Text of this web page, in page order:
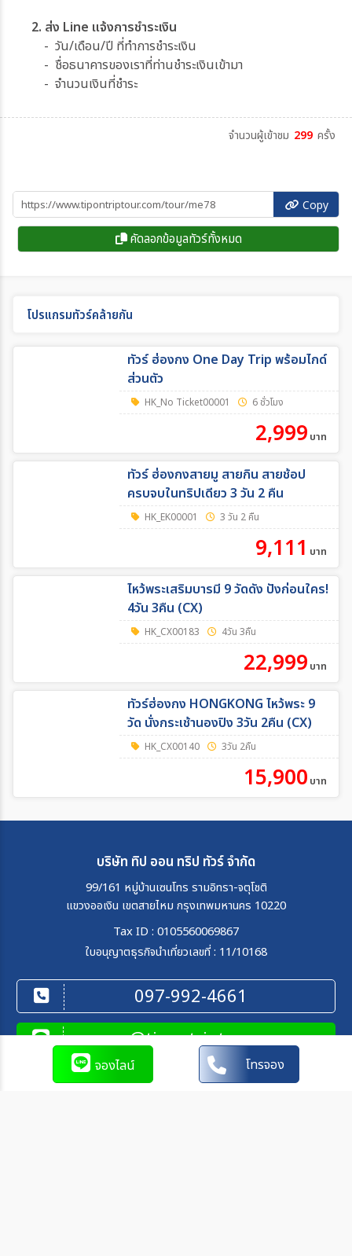
โทรจอง
จองไลน์
2. ส่ง Line แจ้งการชำระเงิน
- วัน/เดือน/ปี ที่ทำการชำระเงิน
- ชื่อธนาคารของเราที่ท่านชำระเงินเข้ามา
- จำนวนเงินที่ชำระ
จำนวนผู้เข้าชม 299 ครั้ง
Copy
คัดลอกข้อมูลทัวร์ทั้งหมด
โปรแกรมทัวร์คล้ายกัน
ทัวร์ ฮ่องกง One Day Trip พร้อมไกด์
ส่วนตัว
HK_No Ticket00001 6 ชั่วโมง
2,999 บาท
ทัวร์ ฮ่องกงสายมู สายกิน สายช้อป
ครบจบในทริปเดียว 3 วัน 2 คืน
HK_EK00001 3 วัน 2 คืน
9,111 บาท
ไหว้พระเสริมบารมี 9 วัดดัง ปังก่อนใคร!
4วัน 3คืน (CX)
HK_CX00183 4วัน 3คืน
22,999 บาท
ทัวร์ฮ่องกง HONGKONG ไหว้พระ 9
วัด นั่งกระเช้านองปิง 3วัน 2คืน (CX)
HK_CX00140 3วัน 2คืน
15,900 บาท
บริษัท ทิป ออน ทริป ทัวร์ จำกัด
99/161 หมู่บ้านเซนโทร รามอิทรา-จตุโชติ
แขวงออเงิน เขตสายไหม กรุงเทพมหานคร 10220
Tax ID : 0105560069867
ใบอนุญาตธุรกิจนำเที่ยวเลขที่ : 11/10168
097-992-4661
@tipontriptour
ติดต่อเรา